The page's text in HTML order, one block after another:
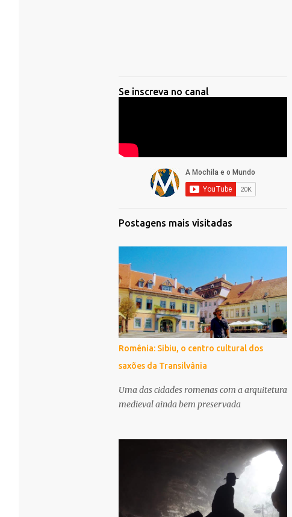
Se inscreva no canal
Postagens mais visitadas
Romênia: Sibiu, o centro cultural dos
saxões da Transilvânia
Uma das cidades romenas com a arquitetura
medieval ainda bem preservada